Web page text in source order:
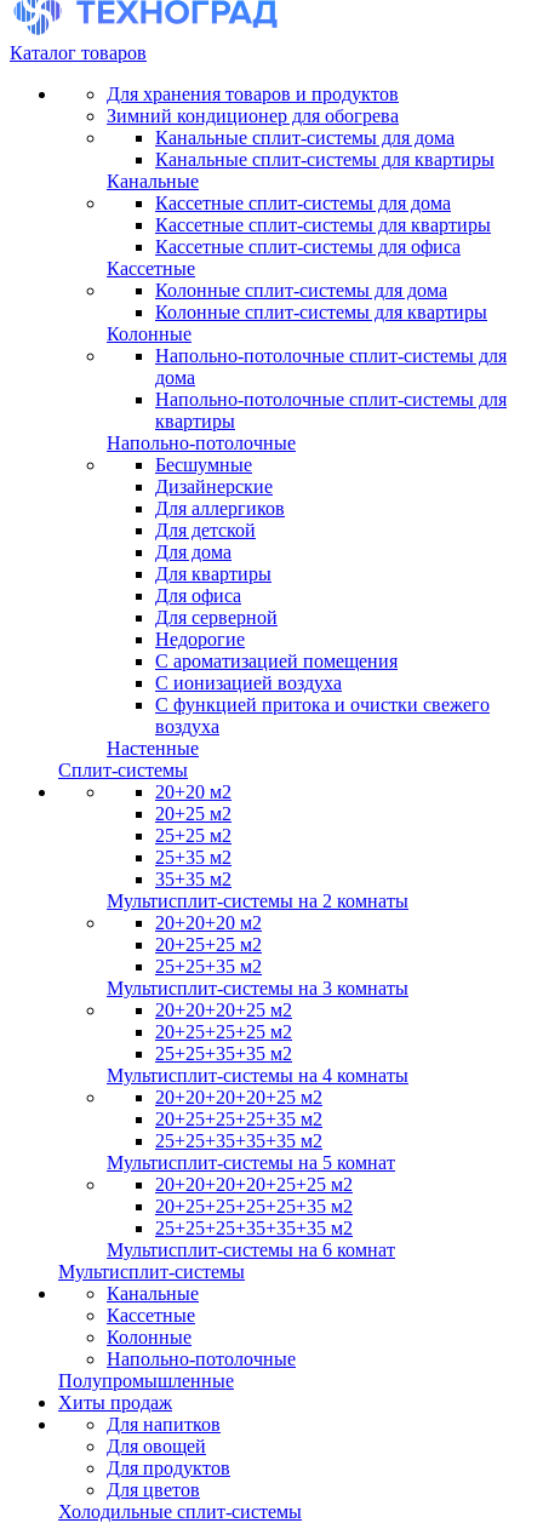
Каталог товаров
Для хранения товаров и продуктов
Зимний кондиционер для обогрева
Канальные сплит-системы для дома
Канальные сплит-системы для квартиры
Канальные
Кассетные сплит-системы для дома
Кассетные сплит-системы для квартиры
Кассетные сплит-системы для офиса
Кассетные
Колонные сплит-системы для дома
Колонные сплит-системы для квартиры
Колонные
Напольно-потолочные сплит-системы для
дома
Напольно-потолочные сплит-системы для
квартиры
Напольно-потолочные
Бесшумные
Дизайнерские
Для аллергиков
Для детской
Для дома
Для квартиры
Для офиса
Для серверной
Недорогие
С ароматизацией помещения
С ионизацией воздуха
С функцией притока и очистки свежего
воздуха
Настенные
Сплит-системы
20+20 м2
20+25 м2
25+25 м2
25+35 м2
35+35 м2
Мультисплит-системы на 2 комнаты
20+20+20 м2
20+25+25 м2
25+25+35 м2
Мультисплит-системы на 3 комнаты
20+20+20+25 м2
20+25+25+25 м2
25+25+35+35 м2
Мультисплит-системы на 4 комнаты
20+20+20+20+25 м2
20+25+25+25+35 м2
25+25+35+35+35 м2
Мультисплит-системы на 5 комнат
20+20+20+20+25+25 м2
20+25+25+25+25+35 м2
25+25+25+35+35+35 м2
Мультисплит-системы на 6 комнат
Мультисплит-системы
Канальные
Кассетные
Колонные
Напольно-потолочные
Полупромышленные
Хиты продаж
Для напитков
Для овощей
Для продуктов
Для цветов
Холодильные сплит-системы